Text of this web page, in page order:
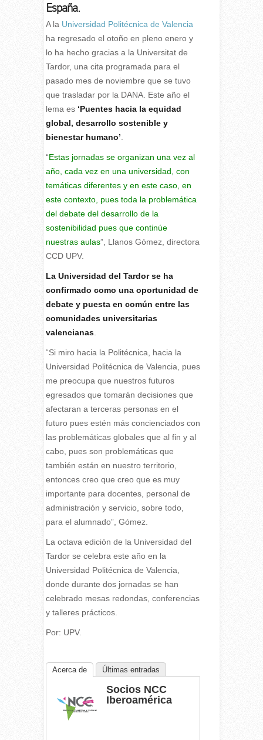
España.
Ala Universidad Politécnica de Valencia
ha regresado el otoño en pleno enero y
lo ha hecho gracias a la Universitat de
Tardor, una cita programada para el
pasado mes de noviembre que se tuvo
que trasladar por la DANA. Este año el
lema es‘Puentes hacia la equidad
global, desarrollo sostenible y
bienestar humano’
“Estas jornadas se organizan una vez al
año, cada vez en una universidad, con
temáticas diferentes y en este caso, en
este contexto, pues toda la problemática
del debate del desarrollo de la
sostenibilidad pues que continúe
nuestras aulas”, Llanos Gómez, directora
CCD UPV.
La Universidad del Tardor se ha
confirmado como una oportunidad de
debate y puesta en común entre las
comunidades universitarias
valencianas.
“Si miro hacia la Politécnica, hacia la
Universidad Politécnica de Valencia, pues
me preocupa que nuestros futuros
egresados que tomarán decisiones que
afectaran a terceras personas en el
futuro pues estén más concienciados con
las problemáticas globales que al fin y al
cabo, pues son problemáticas que
también están en nuestro territorio,
entonces creo que creo que es muy
importante para docentes, personal de
administración y servicio, sobre todo,
para el alumnado”, Gómez.
La octava edición de la Universidad del
Tardor se celebra este año en la
Universidad Politécnica de Valencia,
donde durante dos jornadas se han
celebrado mesas redondas, conferencias
y talleres prácticos.
Por: UPV.
Acerca de Últimas entradas
Socios NCC
Iberoamérica